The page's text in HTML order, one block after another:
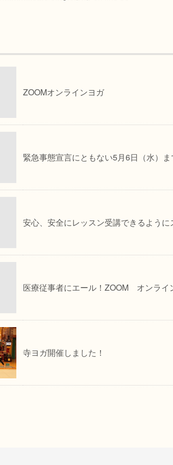
ZOOMオンラインヨガ
緊急事態宣言にともない5月6日（水）ま
安心、安全にレッスン受講できるように
医療従事者にエール！ZOOM オンライ
寺ヨガ開催しました！